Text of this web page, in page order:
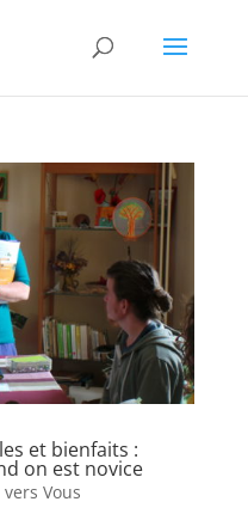
et bienfaits :
on est novice
Vous